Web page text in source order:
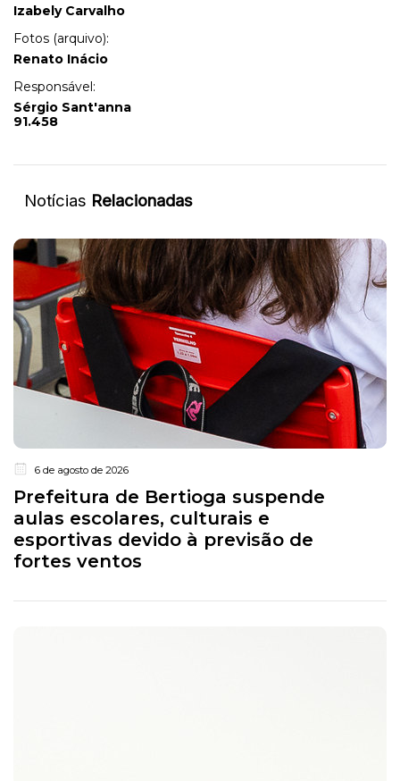
Izabely Carvalho
Fotos (arquivo):
Renato Inácio
Responsável:
Sérgio Sant'anna
91.458
Notícias Relacionadas
6 de agosto de 2026
Prefeitura de Bertioga suspende
aulas escolares, culturais e
esportivas devido à previsão de
fortes ventos